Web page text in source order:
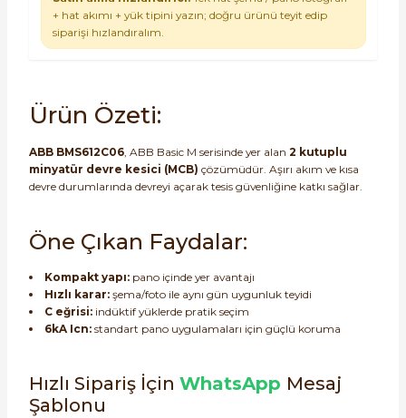
+ hat akımı + yük tipini yazın; doğru ürünü teyit edip
siparişi hızlandıralım.
Ürün Özeti:
ABB BMS612C06, ABB Basic M serisinde yer alan 2 kutuplu
minyatür devre kesici (MCB) çözümüdür. Aşırı akım ve kısa
devre durumlarında devreyi açarak tesis güvenliğine katkı sağlar.
Öne Çıkan Faydalar:
Kompakt yapı:pano içinde yer avantajı
Hızlı karar:şema/foto ile aynı gün uygunluk teyidi
C eğrisi:indüktif yüklerde pratik seçim
6kA Icn:standart pano uygulamaları için güçlü koruma
Hızlı Sipariş İçin WhatsApp Mesaj
Şablonu